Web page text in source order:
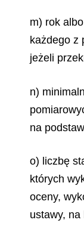
m) rok
każdego z
jeżeli
n)
na
o) liczbę
których
oceny,
ustawy, na